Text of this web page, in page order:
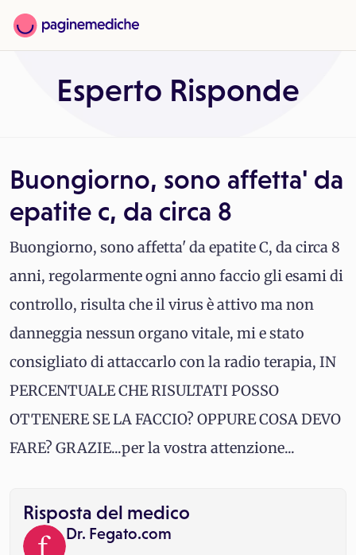
Esperto Risponde
Buongiorno, sono affetta' da
epatite c, da circa 8
Buongiorno, sono affetta' da epatite C, da circa 8
anni, regolarmente ogni anno faccio gli esami di
controllo, risulta che il virus è attivo ma non
danneggia nessun organo vitale, mi e stato
consigliato di attaccarlo con la radio terapia, IN
PERCENTUALE CHE RISULTATI POSSO
OTTENERE SE LA FACCIO? OPPURE COSA DEVO
FARE? GRAZIE...per la vostra attenzione...
Risposta del medico
Dr. Fegato.com